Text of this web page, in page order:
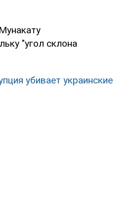
"угол склона
убивает украинские